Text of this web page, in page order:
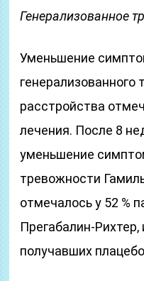
Генерализованное
Уменьшение
генерализованного
расстройства
лечения. После 8
уменьшение
тревожности
отмечалось у 52 %
Прегабалин-Рихтер,
получавших